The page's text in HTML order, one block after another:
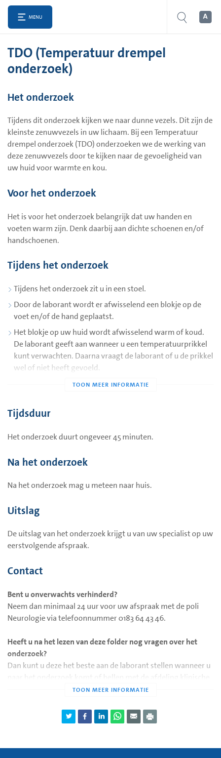
MENU
TDO (Temperatuur drempel
onderzoek)
Het onderzoek
Tijdens dit onderzoek kijken we naar dunne vezels. Dit zijn de
kleinste zenuwvezels in uw lichaam. Bij een Temperatuur
drempel onderzoek (TDO) onderzoeken we de werking van
deze zenuwvezels door te kijken naar de gevoeligheid van
uw huid voor warmte en kou.
Voor het onderzoek
Het is voor het onderzoek belangrijk dat uw handen en
voeten warm zijn. Denk daarbij aan dichte schoenen en/of
handschoenen.
Tijdens het onderzoek
Tijdens het onderzoek zit u in een stoel.
Door de laborant wordt er afwisselend een blokje op de
voet en/of de hand geplaatst.
Het blokje op uw huid wordt afwisselend warm of koud.
De laborant geeft aan wanneer u een temperatuurprikkel
kunt verwachten. Daarna vraagt de laborant of u de prikkel
wel of niet heeft gevoeld.
Het onderzoek doet geen pijn.
concentreert voor een zo goed mogelijk resultaat. Daarom
vragen we aan mensen die u begeleiden om te wachten op
de gang tijdens het onderzoek.
Tijdsduur
Het onderzoek duurt ongeveer 45 minuten.
Na het onderzoek
Na het onderzoek mag u meteen naar huis.
Uitslag
De uitslag van het onderzoek krijgt u van uw specialist op uw
eerstvolgende afspraak.
Contact
Bent u onverwachts verhinderd?
Neem dan minimaal 24 uur voor uw afspraak met de poli
Neurologie via telefoonnummer 0183 64 43 46.
Heeft u na het lezen van deze folder nog vragen over het
onderzoek?
Dan kunt u deze het beste aan de laborant stellen wanneer u
naar het onderzoek komt of bellen met de afdeling klinische
neurofysiologie (KNF) via telefoonnummer 0183 64 43 46.